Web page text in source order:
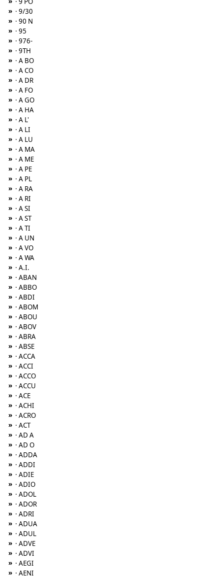
» · 9/30
» · 90 N
» · 95
» · 976-
» · 9TH
» · A BO
» · A CO
» · A DR
» · A FO
» · A GO
» · A HA
» · A L'
» · A LI
» · A LU
» · A MA
» · A ME
» · A PE
» · A PL
» · A RA
» · A RI
» · A SI
» · A ST
» · A TI
» · A UN
» · A VO
» · A WA
» · A.I.
» · ABAN
» · ABBO
» · ABDI
» · ABOM
» · ABOU
» · ABOV
» · ABRA
» · ABSE
» · ACCA
» · ACCI
» · ACCO
» · ACCU
» · ACE
» · ACHI
» · ACRO
» · ACT
» · AD A
» · AD O
» · ADDA
» · ADDI
» · ADIE
» · ADIO
» · ADOL
» · ADOR
» · ADRI
» · ADUA
» · ADUL
» · ADVE
» · ADVI
» · AEGI
» · AENI